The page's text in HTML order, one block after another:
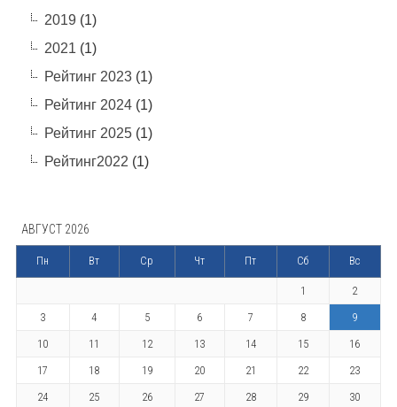
2019 (1)
2021(1)
Рейтинг 2023(1)
Рейтинг 2024(1)
Рейтинг 2025(1)
Рейтинг2022 (1)
АВГУСТ 2026
Пн Вт Ср Чт Пт Сб Вс
1
2
3
4 5 6 7 8
9
10
11 12 13 14 15
16
17
18 19 20 21 22
23
24
25 26 27 28 29
30